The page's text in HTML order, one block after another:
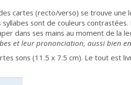
cartes (recto/verso) se trouve
sont de couleurs
dans ses mains au moment de la
et leur prononciation, aussi bien
sons (11.5 x 7.5 cm). Le tout est